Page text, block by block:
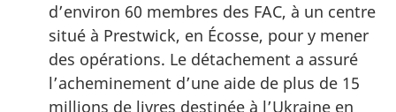
d’environ 60 membres des FAC, à un centre
situé à Prestwick, en Écosse, pour y mener
des opérations. Le détachement a assuré
l’acheminement d’une aide de plus de 15
millions de livres destinée à l’Ukraine en